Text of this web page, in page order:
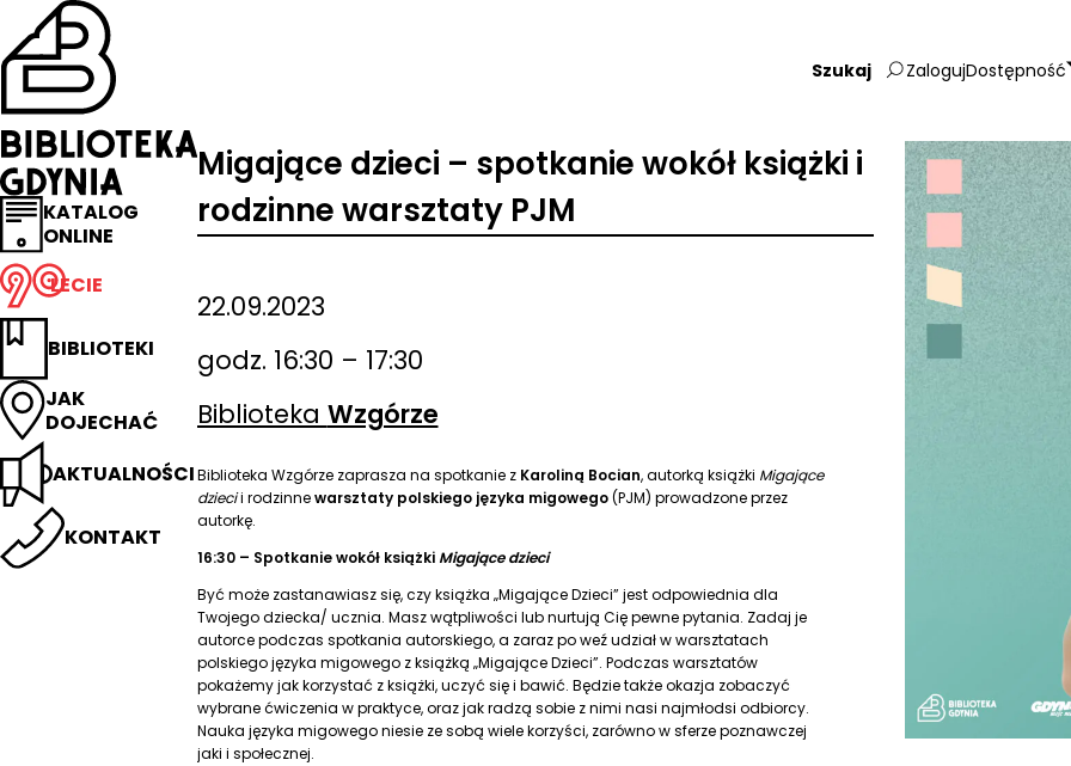
Przejdź
na
stronę
główną
Biblioteka
Gdynia
KATALOG
ONLINE
LECIE
BIBLIOTEKI
JAK
DOJECHAĆ
AKTUALNOŚCI
KONTAKT
Wpisz
frazę:
ZalogujDostępność
Migające dzieci – spotkanie wokół książki i
rodzinne warsztaty PJM
22.09.2023
godz. 16:30 – 17:30
Biblioteka Wzgórze
Biblioteka Wzgórze zaprasza na spotkanie zKaroliną Bocian, autorką książki Migające
dziecii rodzinnewarsztaty polskiego języka migowego(PJM) prowadzone przez
autorkę.
16:30 – Spotkanie wokół książki Migające dzieci
Być może zastanawiasz się, czy książka „Migające Dzieci” jest odpowiednia dla
Twojego dziecka/ ucznia. Masz wątpliwości lub nurtują Cię pewne pytania. Zadaj je
autorce podczas spotkania autorskiego, a zaraz po weź udział w warsztatach
polskiego języka migowego z książką „Migające Dzieci”. Podczas warsztatów
pokażemy jak korzystać z książki, uczyć się i bawić. Będzie także okazja zobaczyć
wybrane ćwiczenia w praktyce, oraz jak radzą sobie z nimi nasi najmłodsi odbiorcy.
Nauka języka migowego niesie ze sobą wiele korzyści, zarówno w sferze poznawczej
jaki i społecznej.